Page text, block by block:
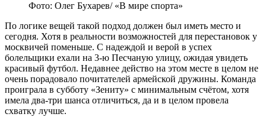
Фото: Олег Бухарев/ «В мире спорта»
По логике вещей такой подход должен был иметь место и
сегодня. Хотя в реальности возможностей для перестановок у
москвичей поменьше. С надеждой и верой в успех
болельщики ехали на 3-ю Песчаную улицу, ожидая увидеть
красивый футбол. Недавнее действо на этом месте в целом не
очень порадовало почитателей армейской дружины. Команда
проиграла в субботу «Зениту» с минимальным счётом, хотя
имела два-три шанса отличиться, да и в целом провела
схватку лучше.